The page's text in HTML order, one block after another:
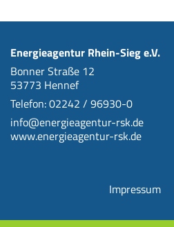
Energieagentur Rhein-Sieg e.V.
Bonner Straße 12
53773 Hennef
Telefon: 02242 / 96930-0
info@energieagentur-rsk.de
www.energieagentur-rsk.de
Impressum